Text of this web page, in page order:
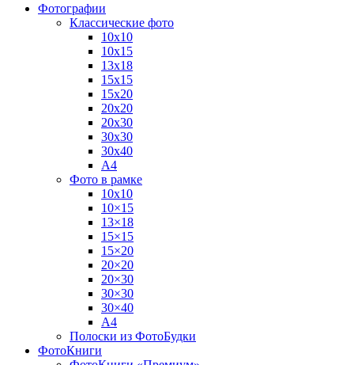
Фотографии
Классические фото
10х10
10х15
13х18
15х15
15х20
20х20
20х30
30х30
30х40
А4
Фото в рамке
10х10
10×15
13×18
15×15
15×20
20×20
20×30
30×30
30×40
A4
Полоски из ФотоБудки
ФотоКниги